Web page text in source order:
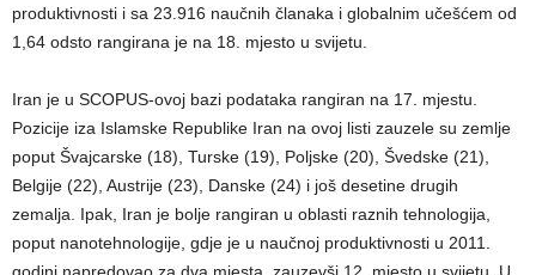
produktivnosti i sa 23.916 naučnih članaka i globalnim učešćem od
1,64 odsto rangirana je na 18. mjesto u svijetu.
Iran je u SCOPUS-ovoj bazi podataka rangiran na 17. mjestu.
Pozicije iza Islamske Republike Iran na ovoj listi zauzele su zemlje
poput Švajcarske (18), Turske (19), Poljske (20), Švedske (21),
Belgije (22), Austrije (23), Danske (24) i još desetine drugih
zemalja. Ipak, Iran je bolje rangiran u oblasti raznih tehnologija,
poput nanotehnologije, gdje je u naučnoj produktivnosti u 2011.